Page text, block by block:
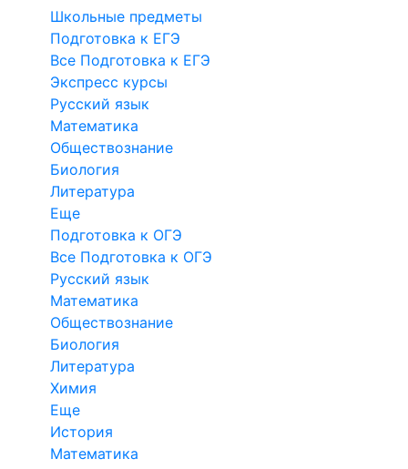
Школьные предметы
Подготовка к ЕГЭ
Все Подготовка к ЕГЭ
Экспресс курсы
Русский язык
Математика
Обществознание
Биология
Литература
Еще
Подготовка к ОГЭ
Все Подготовка к ОГЭ
Русский язык
Математика
Обществознание
Биология
Литература
Химия
Еще
История
Математика